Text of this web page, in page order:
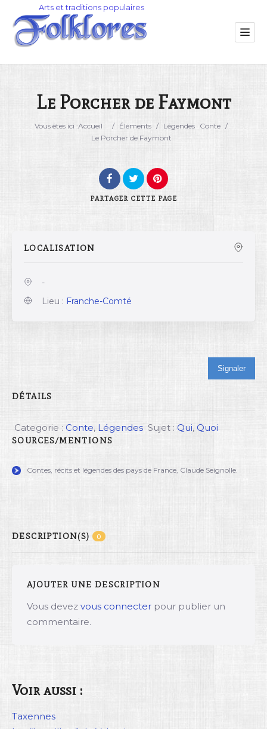
Catégorie
Le Porcher de Faymont
Vous êtes ici :Accueil / Éléments / Légendes Conte /
Le Porcher de Faymont
PARTAGER CETTE PAGE
LOCALISATION
-
Lieu : Franche-Comté
Signaler
DÉTAILS
Categorie : Conte, Légendes Sujet : Qui, Quoi
SOURCES/MENTIONS
Contes, récits et légendes des pays de France, Claude Seignolle.
DESCRIPTION(S) 0
AJOUTER UNE DESCRIPTION
Vous devez vous connecter pour publier un
commentaire.
Voir aussi :
Taxennes